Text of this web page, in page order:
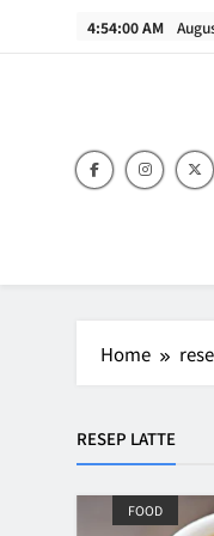
4:54:00 AM
Home
RESEP LATTE
FOOD